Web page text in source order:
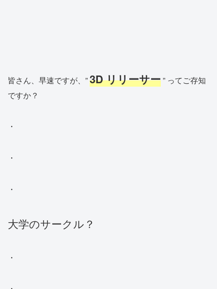
皆さん、早速ですが、”3D リリーサー” ってご存知
ですか？
・
・
・
大学のサークル？
・